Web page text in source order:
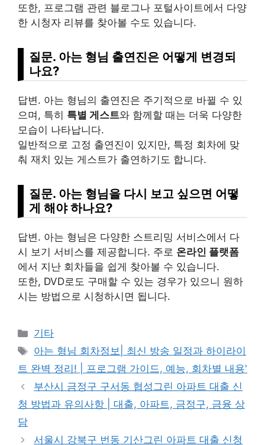
또한, 프로그램 관련 블로그나 포털사이트에서 다양
한 시청자 리뷰를 찾아볼 수도 있습니다.
질문. 아는 형님 출연진은 어떻게 변경되
나요?
답변. 아는 형님의 출연진은 주기적으로 바뀔 수 있
으며, 특히 특별 게스트와 함께할 때는 더욱 다양한
모습이 나타납니다.
일반적으로 고정 출연진이 있지만, 특정 회차에 맞
춰 재치 있는 게스트가 출연하기도 합니다.
질문. 아는 형님을 다시 보고 싶으면 어떻
게 해야 하나요?
답변. 아는 형님은 다양한 스트리밍 서비스에서 다
시 보기 서비스를 제공합니다. 주로 온라인 플랫폼
에서 지난 회차들을 쉽게 찾아볼 수 있습니다.
또한, DVD로도 구매할 수 있는 경우가 있으니 원하
시는 방법으로 시청하시면 됩니다.
Categories
기타
Tags
아는 형님 회차정보| 최신 방송 일정과 하이라이
트 완벽 정리! | 프로그램 가이드, 예능, 회차별 내용'
부산시 금정구 구서동 협성그린 아파트 대출 신
청 방법과 유의사항 | 대출, 아파트, 금정구, 금융 상
담
서울시 강북구 번동 기산그린 아파트 대출 신청